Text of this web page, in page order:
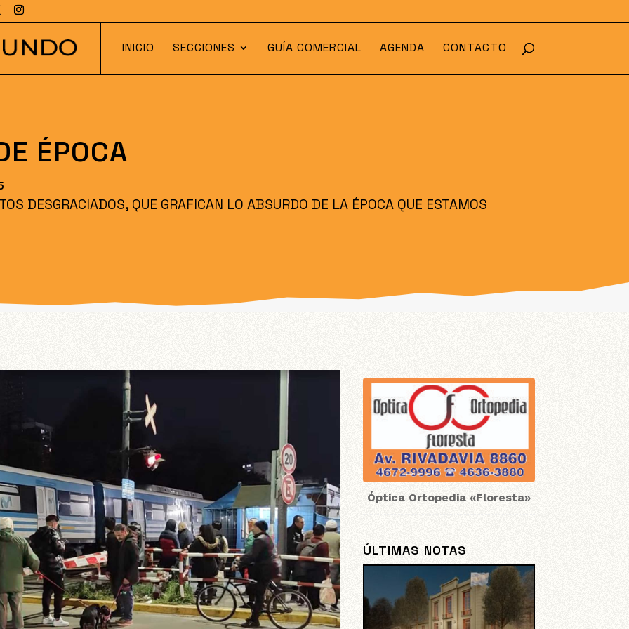
INICIO SECCIONES GUÍA COMERCIAL AGENDA CONTACTO
ÉPOCA
DESGRACIADOS, QUE GRAFICAN LO ABSURDO DE LA ÉPOCA QUE ESTAMOS
Óptica Ortopedia «Floresta»
ÚLTIMAS NOTAS